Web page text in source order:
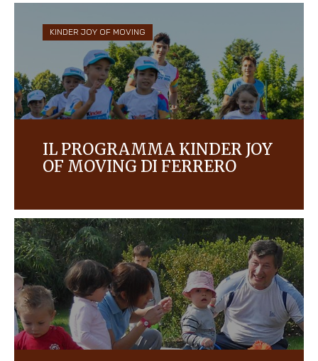
KINDER JOY OF MOVING
IL PROGRAMMA KINDER JOY
OF MOVING DI FERRERO